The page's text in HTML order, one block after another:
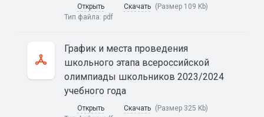
Открыть Скачать (Размер 109 Kb)
Тип файла: pdf
График и места проведения
школьного этапа всероссийской
олимпиады школьников 2023/2024
учебного года
Открыть Скачать (Размер 325 Kb)